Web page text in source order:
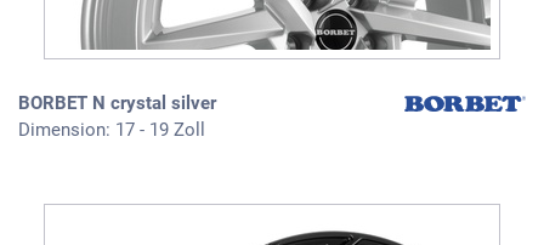
BORBET N crystal silver
Dimension: 17 - 19 Zoll